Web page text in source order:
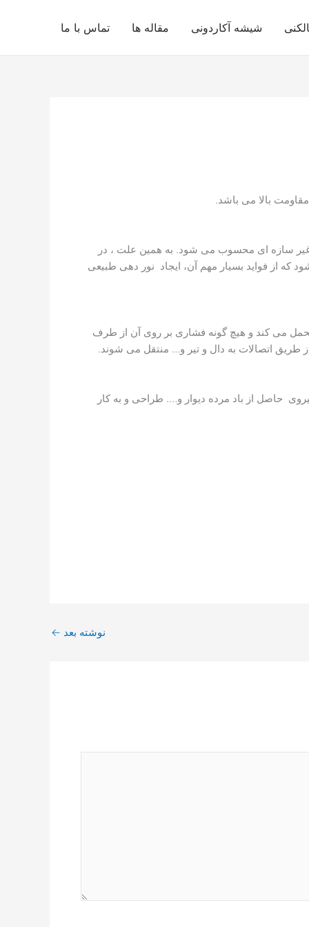
شیشه آکاردونی مقاله ها تماس با ما
بالا می باشد.
غیر سازه ای محسوب می شود. به همین علت ، در
که از فواید بسیار مهم آن، ایجاد نور دهی طبیعی
می کند و هیچ گونه فشاری بر روی آن از طرف
طریق اتصالات به دال و تیر و… منتقل می شوند.
حاصل از باد مرده دیوار و…. طراحی و به کار
نوشته بعد ←